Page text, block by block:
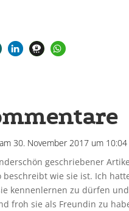
am 30. November 2017 um 10:04
geschriebener
beschreibt wie sie ist. Ich
kennenlernen zu dürfen
froh sie als Freundin zu